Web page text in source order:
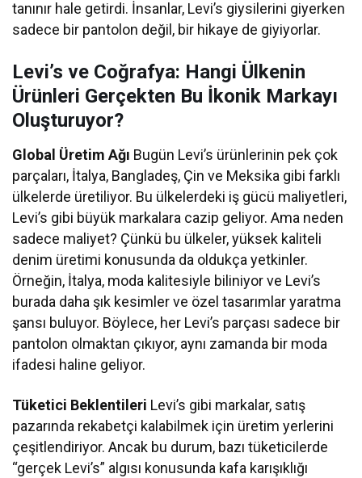
tanınır hale getirdi. İnsanlar, Levi’s giysilerini giyerken
sadece bir pantolon değil, bir hikaye de giyiyorlar.
Levi’s ve Coğrafya: Hangi Ülkenin
Ürünleri Gerçekten Bu İkonik Markayı
Oluşturuyor?
Global Üretim Ağı Bugün Levi’s ürünlerinin pek çok
parçaları, İtalya, Bangladeş, Çin ve Meksika gibi farklı
ülkelerde üretiliyor. Bu ülkelerdeki iş gücü maliyetleri,
Levi’s gibi büyük markalara cazip geliyor. Ama neden
sadece maliyet? Çünkü bu ülkeler, yüksek kaliteli
denim üretimi konusunda da oldukça yetkinler.
Örneğin, İtalya, moda kalitesiyle biliniyor ve Levi’s
burada daha şık kesimler ve özel tasarımlar yaratma
şansı buluyor. Böylece, her Levi’s parçası sadece bir
pantolon olmaktan çıkıyor, aynı zamanda bir moda
ifadesi haline geliyor.
Tüketici Beklentileri Levi’s gibi markalar, satış
pazarında rekabetçi kalabilmek için üretim yerlerini
çeşitlendiriyor. Ancak bu durum, bazı tüketicilerde
“gerçek Levi’s” algısı konusunda kafa karışıklığı